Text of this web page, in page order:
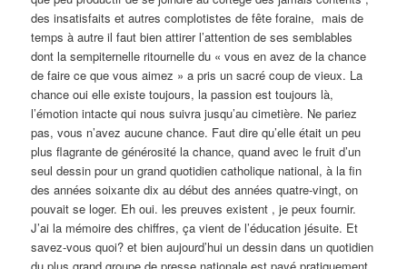
des insatisfaits et autres complotistes de fête foraine, mais de
temps à autre il faut bien attirer l’attention de ses semblables
dont la sempiternelle ritournelle du « vous en avez de la chance
de faire ce que vous aimez » a pris un sacré coup de vieux. La
chance oui elle existe toujours, la passion est toujours là,
l’émotion intacte qui nous suivra jusqu’au cimetière. Ne pariez
pas, vous n’avez aucune chance. Faut dire qu’elle était un peu
plus flagrante de générosité la chance, quand avec le fruit d’un
seul dessin pour un grand quotidien catholique national, à la fin
des années soixante dix au début des années quatre-vingt, on
pouvait se loger. Eh oui. les preuves existent , je peux fournir.
J’ai la mémoire des chiffres, ça vient de l’éducation jésuite. Et
savez-vous quoi? et bien aujourd’hui un dessin dans un quotidien